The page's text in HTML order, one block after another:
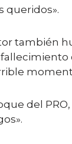
queridos».
también
del